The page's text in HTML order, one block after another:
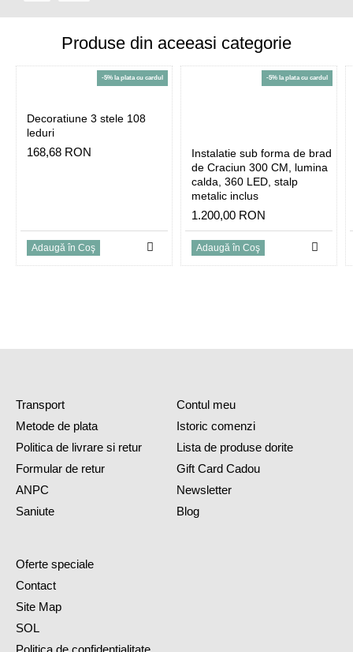
Produse din aceeasi categorie
-5% la plata cu cardul
Decoratiune 3 stele 108
leduri
168,68 RON
Adaugă în Coş
-5% la plata cu cardul
Instalatie sub forma de brad
de Craciun 300 CM, lumina
calda, 360 LED, stalp
metalic inclus
1.200,00 RON
Adaugă în Coş
Transport
Metode de plata
Politica de livrare si retur
Formular de retur
ANPC
Saniute
Contul meu
Istoric comenzi
Lista de produse dorite
Gift Card Cadou
Newsletter
Blog
Oferte speciale
Contact
Site Map
SOL
Politica de confidentialitate